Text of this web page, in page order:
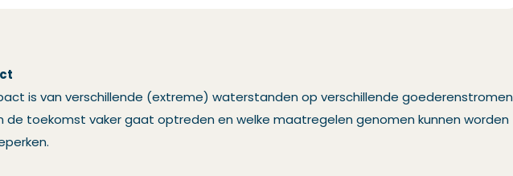
is van verschillende (extreme) waterstanden op verschillende goederenstromen
de toekomst vaker gaat optreden en welke maatregelen genomen kunnen worden